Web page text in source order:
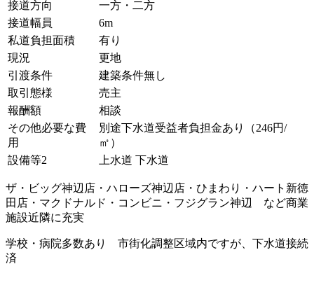
接道方向
一方・二方
接道幅員
6m
私道負担面積
有り
現況
更地
引渡条件
建築条件無し
取引態様
売主
報酬額
相談
その他必要な費
用
別途下水道受益者負担金あり（246円/
㎡）
設備等2
上水道 下水道
ザ・ビッグ神辺店・ハローズ神辺店・ひまわり・ハート新徳
田店・マクドナルド・コンビニ・フジグラン神辺 など商業
施設近隣に充実
学校・病院多数あり 市街化調整区域内ですが、下水道接続
済